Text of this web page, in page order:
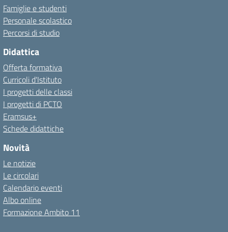
Famiglie e studenti
Personale scolastico
Percorsi di studio
Didattica
Offerta formativa
Curricoli d'Istituto
I progetti delle classi
I progetti di PCTO
Eramsus+
Schede didattiche
Novità
Le notizie
Le circolari
Calendario eventi
Albo online
Formazione Ambito 11